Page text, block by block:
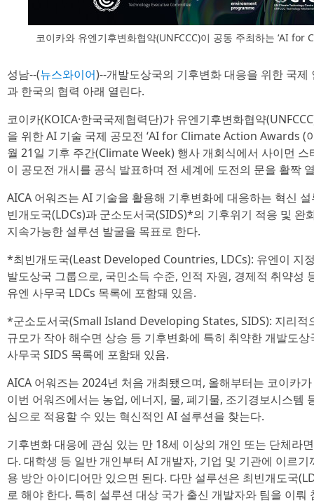
코이카와 유엔기후변화협약(UNFCCC)이 공동 주최하는 ‘AI
성남--(뉴스와이어)--개발도상국의 기후변화 대응을 위한 국
과 한국의 협력 아래 열린다.
코이카(KOICA·한국국제협력단)가 유엔기후변화협약
을 위한 AI 기술 국제 공모전 ‘AI for Climate Action Awards (
월 21일 기후 주간(Climate Week) 행사 개회식에서 사이먼
이 공모전 개시를 공식 발표하며 전 세계에 도전의 문을 활짝
AICA 어워즈는 AI 기술을 활용해 기후변화에 대응하는 혁신
빈개도국(LDCs)과 군소도서국(SIDS)*의 기후위기 적응 및 완
지속가능한 설루션 발굴을 목표로 한다.
*최빈개도국(Least Developed Countries, LDCs): 유엔이 지
발도상국 그룹으로, 국민소득 수준, 인적 자원, 경제적 취약성
유엔 사무국 LDCs 목록에 포함돼 있음.
*군소도서국(Small Island Developing States, SIDS): 지리적
규모가 작아 해수면 상승 등 기후변화에 특히 취약한 개발도
사무국 SIDS 목록에 포함돼 있음.
AICA 어워즈는 2024년 처음 개최됐으며, 올해부터는 코이카
이번 어워즈에서는 농업, 에너지, 물, 폐기물, 조기경보시스템
심으로 적용할 수 있는 혁신적인 AI 설루션을 찾는다.
기후변화 대응에 관심 있는 만 18세 이상의 개인 또는 단체라
다. 대학생 등 일반 개인부터 AI 개발자, 기업 및 기관에 이르
용 방안 아이디어만 있으면 된다. 다만 설루션은 최빈개도국
로 해야 한다. 특히 설루션 대상 국가 출신 개발자와 팀을 이